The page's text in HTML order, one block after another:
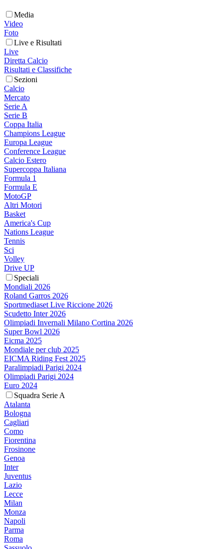
Media
Video
Foto
Live e Risultati
Live
Diretta Calcio
Risultati e Classifiche
Sezioni
Calcio
Mercato
Serie A
Serie B
Coppa Italia
Champions League
Europa League
Conference League
Calcio Estero
Supercoppa Italiana
Formula 1
Formula E
MotoGP
Altri Motori
Basket
America's Cup
Nations League
Tennis
Sci
Volley
Drive UP
Speciali
Mondiali 2026
Roland Garros 2026
Sportmediaset Live Riccione 2026
Scudetto Inter 2026
Olimpiadi Invernali Milano Cortina 2026
Super Bowl 2026
Eicma 2025
Mondiale per club 2025
EICMA Riding Fest 2025
Paralimpiadi Parigi 2024
Olimpiadi Parigi 2024
Euro 2024
Squadra Serie A
Atalanta
Bologna
Cagliari
Como
Fiorentina
Frosinone
Genoa
Inter
Juventus
Lazio
Lecce
Milan
Monza
Napoli
Parma
Roma